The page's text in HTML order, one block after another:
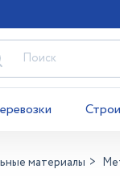
материалы